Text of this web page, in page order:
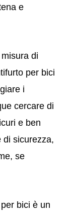
e
di
per bici
i
cercare di
e ben
di sicurezza,
se
bici è un